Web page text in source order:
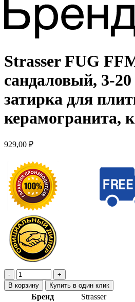
Strasser FUG
сандаловый, 3-
затирка для
керамогранита,
929,00 ₽
В корзину Купить в один клик
Бренд
Strasser